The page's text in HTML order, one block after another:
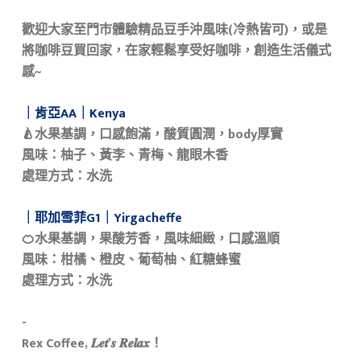
歡迎大家至門市體驗精品豆手沖風味(冷熱皆可)，或是
將咖啡豆買回家，在家輕鬆享受好咖啡，創造生活儀式
感~​
｜肯亞AA｜Kenya​
🍐水果基調，口感飽滿，酸質圓潤，body厚實​
風味：柚子、黃李、青梅、龍眼木香​
處理方式：水洗​
｜耶加雪菲G1｜Yirgacheffe​
🍊水果基調，果酸芳香，風味細緻，口感溫順​
風味：柑橘、橙皮、葡萄柚、紅糖蜂蜜​
處理方式：水洗​
-​
Rex Coffee, 𝑳𝒆𝒕’𝒔 𝑹𝒆𝒍𝒂𝒙！